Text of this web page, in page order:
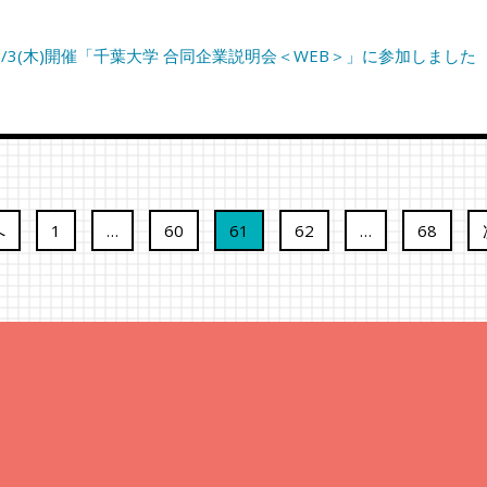
3(木)開催「千葉大学 合同企業説明会＜WEB＞」に参加しました
1 … 60 61 62 … 68